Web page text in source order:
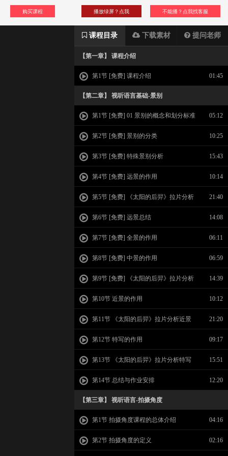
购买课程 不能播？点我找客服
播放绿屏？点我
课程目录 下载素材 提问老师
【第一章】 课程介绍
第1节 [免费] 课程介绍 01:45
【第二章】 视听语言基础-景别
第1节 [免费] 01 景别的概念和划分标准 05:12
第2节 [免费] 景别的分类 10:25
第3节 [免费] 特殊景别分析 15:43
第4节 [免费] 远景的作用 10:14
第5节 [免费] 《太阳的后羿》拉片分析
远景作用
21:40
第6节 [免费] 远景总结 14:08
第7节 [免费] 全景的作用 06:11
第8节 [免费] 中景的作用 06:59
第9节 [免费] 《太阳的后羿》拉片分析
全景中景作用
14:39
第10节 近景的作用 10:12
第11节 《太阳的后羿》拉片分析近景
作用
21:20
第12节 特写的作用 09:17
第13节 《太阳的后羿》拉片分析特写
作用
15:51
第14节 总结与作业安排 12:20
【第三章】 视听语言-拍摄角度
第1节 拍摄角度课程的总体介绍 04:16
第2节 拍摄角度的定义 02:16